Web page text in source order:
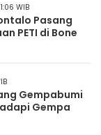
WIB
Pasang
PETI di Bone
Gempabumi
Gempa